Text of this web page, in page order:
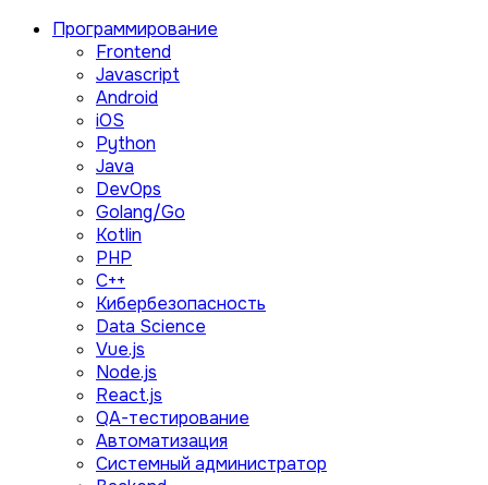
Программирование
Frontend
Javascript
Android
iOS
Python
Java
DevOps
Golang/Go
Kotlin
PHP
C++
Кибербезопасность
Data Science
Vue.js
Node.js
React.js
QA-тестирование
Автоматизация
Системный администратор